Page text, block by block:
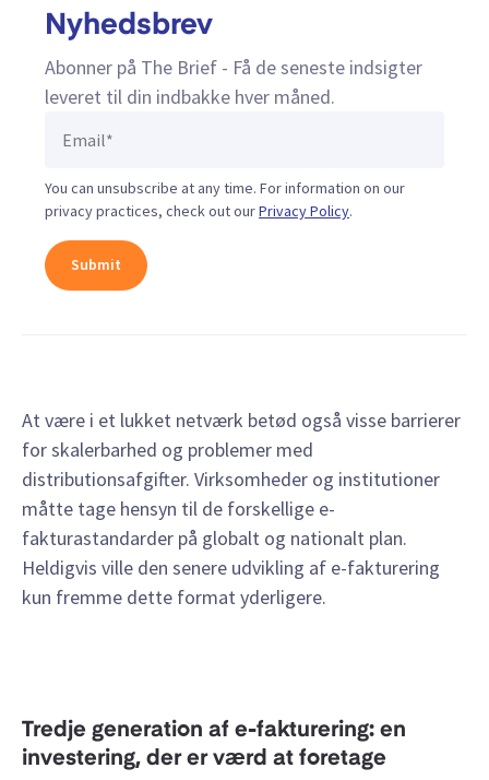
Nyhedsbrev
Abonner på The Brief - Få de seneste indsigter
leveret til din indbakke hver måned.
You can unsubscribe at any time. For information on our
privacy practices, check out ourPrivacy Policy.
At være i et lukket netværk betød også visse barrierer
for skalerbarhed og problemer med
distributionsafgifter. Virksomheder og institutioner
måtte tage hensyn til de forskellige e-
fakturastandarder på globalt og nationalt plan.
Heldigvis ville den senere udvikling af e-fakturering
kun fremme dette format yderligere.
Tredje generation af e-fakturering: en
investering, der er værd at foretage